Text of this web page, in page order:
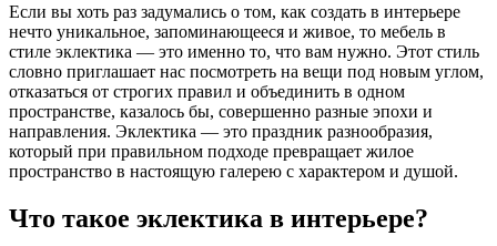
Если вы хоть раз задумались о том, как создать в интерьере
нечто уникальное, запоминающееся и живое, то мебель в
стиле эклектика — это именно то, что вам нужно. Этот стиль
словно приглашает нас посмотреть на вещи под новым углом,
отказаться от строгих правил и объединить в одном
пространстве, казалось бы, совершенно разные эпохи и
направления. Эклектика — это праздник разнообразия,
который при правильном подходе превращает жилое
пространство в настоящую галерею с характером и душой.
Что такое эклектика в интерьере?